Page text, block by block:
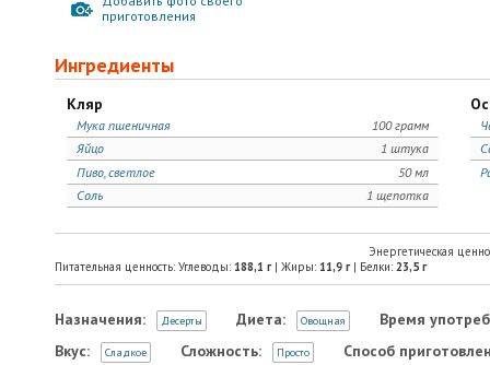
приготовления
Ингредиенты
Кляр
100 грамм
Мука пшеничная
1 штука
Яйцо
50 мл
Пиво, светлое
1 щепотка
Соль
Энергетическая
Питательная ценность: Углеводы: 188,1 г| Жиры: 11,9 г| Белки: 23,5 г
Назначения: Десерты Диета: Овощная
Время
Вкус:
Сладкое Сложность: Просто Способ